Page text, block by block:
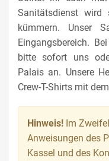
Sanitätsdienst wird
kümmern. Unser
Eingangsbereich.
bitte sofort uns
Palais an. Unsere
Crew-T-Shirts mit
Hinweis! Im
Anweisungen des
Kassel und des